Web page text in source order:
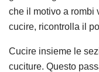
che il motivo a rombi
cucire, ricontrolla il
Cucire insieme le
cuciture. Questo